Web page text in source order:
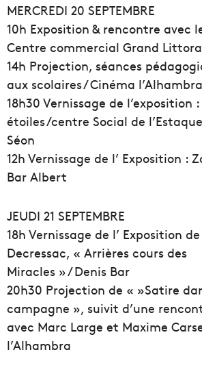
MERCREDI 20 SEPTEMBRE
10h Exposition & rencontre avec
Centre commercial Grand
14h Projection, séances
aux scolaires / Cinéma l’Alhambra
18h30 Vernissage de l’exposition
étoiles /centre Social de
Séon
12h Vernissage de l’ Exposition :
Bar Albert
JEUDI 21 SEPTEMBRE
18h Vernissage de l’ Exposition
Decressac, « Arrières cours des
Miracles » / Denis Bar
20h30 Projection de « »Satire
campagne », suivit d’une
avec Marc Large et Maxime
l’Alhambra